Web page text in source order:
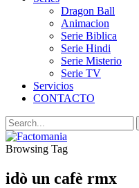
Dragon Ball
Animacion
Serie Biblica
Serie Hindi
Serie Misterio
Serie TV
Servicios
CONTACTO
Browsing Tag
idò un cafè rmx